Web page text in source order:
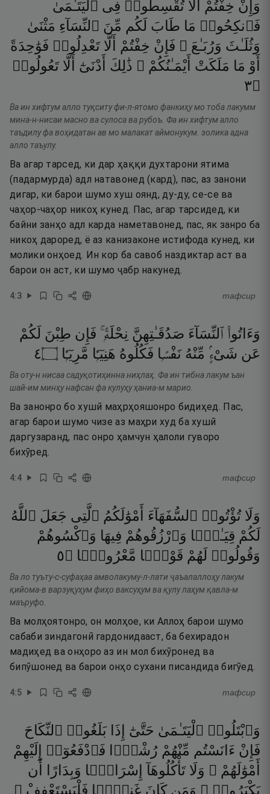
وَإِنْ خِفْتُمْ أَلَّا تُقْسِطُوا۟ فِى ٱلْيَتَـٰمَىٰ
فَٱنكِحُوا۟ مَا طَابَ لَكُم مِّنَ ٱلنِّسَآءِ مَثْنَىٰ
وَثُلَـٰثَ وَرُبَـٰعَ ۖ فَإِنْ خِفْتُمْ أَلَّا تَعْدِلُوا۟ فَوَٰحِدَةً
أَوْ مَا مَلَكَتْ أَيْمَـٰنُكُمْ ۚ ذَٰلِكَ أَدْنَىٰٓ أَلَّا تَعُولُوا۟
۝٣
Ва ин хифтум алло туқситу фи-л-ятомо фанкиҳу мо тоба лакумм
мина-н-нисаи масно ва сулоса ва рубоъ. Фа ин хифтум алло
таъдилу фа воҳидатан ав мо малакат аймонукум. золика адна
алло таъулу.
Ва агар тарсед, ки дар ҳаққи духтарони ятима
(падармурда) адл натавонед (кард), пас, аз занони
дигар, ки барои шумо хуш оянд, ду-ду, се-се ва
чаҳор-чаҳор никоҳ кунед. Пас, агар тарсидед, ки
байни занҳо адл карда наметавонед, пас, як занро ба
никоҳ дароред, ё аз канизаконе истифода кунед, ки
молики онҳоед. Ин кор ба савоб наздиктар аст ва
барои он аст, ки шумо ҷабр накунед.
4:3 тафсир
وَءَاتُوا۟ ٱلنِّسَآءَ صَدُقَـٰتِهِنَّ نِحْلَةًۭ ۚ فَإِن طِبْنَ لَكُمْ
عَن شَىْءٍۢ مِّنْهُ نَفْسًۭا فَكُلُوهُ هَنِيٓـًۭٔا مَّرِيٓـًۭٔا ۝٤
Ва оту-н нисаа садуқотиҳинна ниҳлаҳ. Фа ин тибна лакум ъан
шай-им минҳу нафсан фа кулуҳу ҳаниа-м марио.
Ва занонро бо хушӣ маҳрҳояшонро бидиҳед. Пас,
агар барои шумо чизе аз маҳри худ ба хушӣ
даргузаранд, пас онро ҳамчун ҳалоли гуворо
бихӯред.
4:4 тафсир
وَلَا تُؤْتُوا۟ ٱلسُّفَهَآءَ أَمْوَٰلَكُمُ ٱلَّتِى جَعَلَ ٱللَّهُ
لَكُمْ قِيَـٰمًۭا وَٱرْزُقُوهُمْ فِيهَا وَٱكْسُوهُمْ
وَقُولُوا۟ لَهُمْ قَوْلًۭا مَّعْرُوفًۭا ۝٥
Ва ло туъту-с-суфаҳаа амволакуму-л-лати ҷаъалаллоҳу лакум
қийома-в варзуқуҳум фиҳо ваксуҳум ва қулу лаҳум қавла-м
маъруфо.
Ва молҳоятонро, он молҳое, ки Аллоҳ барои шумо
сабаби зиндагонӣ гардонидааст, ба бехирадон
мадиҳед ва онҳоро аз ин мол бихӯронед ва
бипӯшонед ва барои онҳо сухани писандида бигӯед.
4:5 тафсир
وَٱبْتَلُوا۟ ٱلْيَتَـٰمَىٰ حَتَّىٰٓ إِذَا بَلَغُوا۟ ٱلنِّكَاحَ
فَإِنْ ءَانَسْتُم مِّنْهُمْ رُشْدًۭا فَٱدْفَعُوٓا۟
إِلَيْهِمْ
أَمْوَٰلَهُمْ ۖ وَلَا تَأْكُلُوهَآ إِسْرَافًۭا وَبِدَارًا
أَن
يَكْبَرُوا۟ ۚ وَمَن كَانَ غَنِيًّۭا فَلْيَسْتَعْفِفْ ۖ